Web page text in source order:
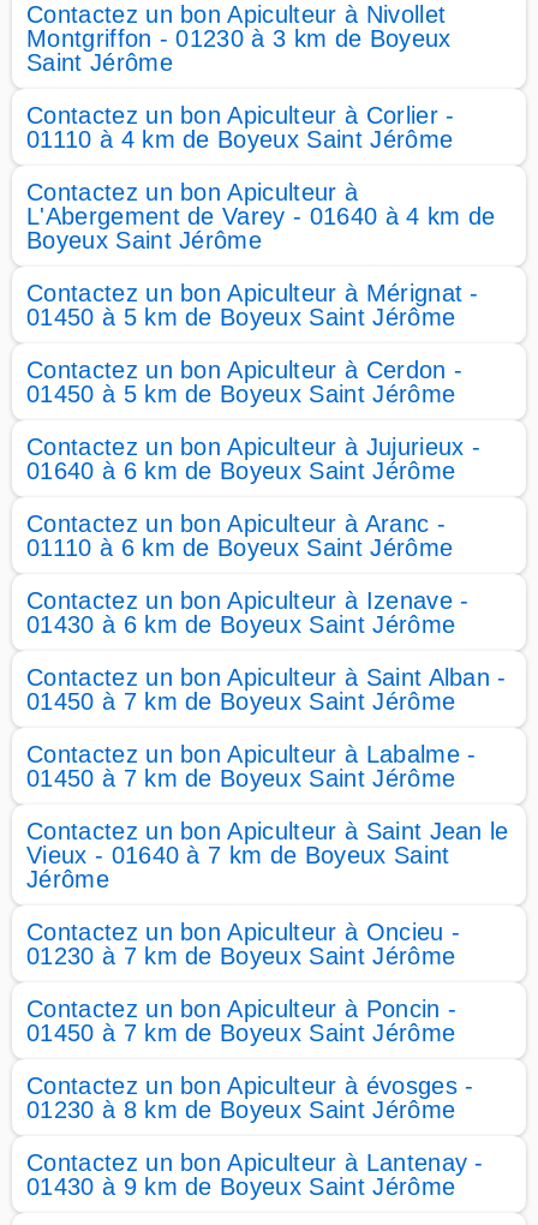
Contactez un bon Apiculteur à Nivollet
Montgriffon - 01230 à 3 km de Boyeux
Saint Jérôme
Contactez un bon Apiculteur à Corlier -
01110 à 4 km de Boyeux Saint Jérôme
Contactez un bon Apiculteur à
L'Abergement de Varey - 01640 à 4 km de
Boyeux Saint Jérôme
Contactez un bon Apiculteur à Mérignat -
01450 à 5 km de Boyeux Saint Jérôme
Contactez un bon Apiculteur à Cerdon -
01450 à 5 km de Boyeux Saint Jérôme
Contactez un bon Apiculteur à Jujurieux -
01640 à 6 km de Boyeux Saint Jérôme
Contactez un bon Apiculteur à Aranc -
01110 à 6 km de Boyeux Saint Jérôme
Contactez un bon Apiculteur à Izenave -
01430 à 6 km de Boyeux Saint Jérôme
Contactez un bon Apiculteur à Saint Alban -
01450 à 7 km de Boyeux Saint Jérôme
Contactez un bon Apiculteur à Labalme -
01450 à 7 km de Boyeux Saint Jérôme
Contactez un bon Apiculteur à Saint Jean le
Vieux - 01640 à 7 km de Boyeux Saint
Jérôme
Contactez un bon Apiculteur à Oncieu -
01230 à 7 km de Boyeux Saint Jérôme
Contactez un bon Apiculteur à Poncin -
01450 à 7 km de Boyeux Saint Jérôme
Contactez un bon Apiculteur à évosges -
01230 à 8 km de Boyeux Saint Jérôme
Contactez un bon Apiculteur à Lantenay -
01430 à 9 km de Boyeux Saint Jérôme